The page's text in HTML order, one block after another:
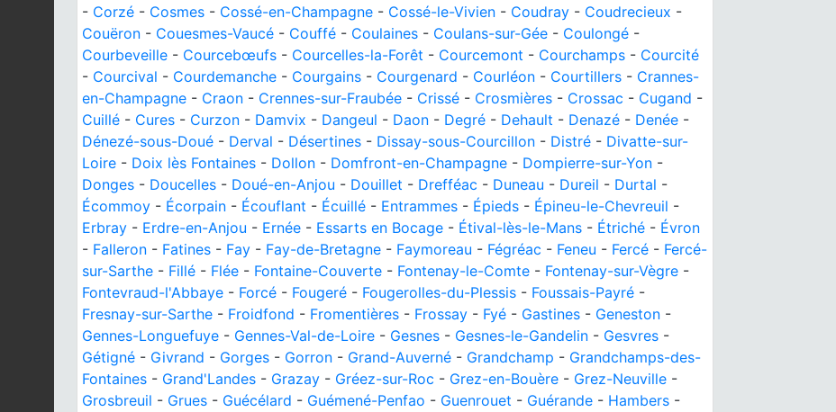
- Corzé - Cosmes - Cossé-en-Champagne - Cossé-le-Vivien - Coudray - Coudrecieux -
Couëron - Couesmes-Vaucé - Couffé - Coulaines - Coulans-sur-Gée - Coulongé -
Courbeveille - Courcebœufs - Courcelles-la-Forêt - Courcemont - Courchamps - Courcité
- Courcival - Courdemanche - Courgains - Courgenard - Courléon - Courtillers - Crannes-
en-Champagne - Craon - Crennes-sur-Fraubée - Crissé - Crosmières - Crossac - Cugand -
Cuillé - Cures - Curzon - Damvix - Dangeul - Daon - Degré - Dehault - Denazé - Denée -
Dénezé-sous-Doué - Derval - Désertines - Dissay-sous-Courcillon - Distré - Divatte-sur-
Loire - Doix lès Fontaines - Dollon - Domfront-en-Champagne - Dompierre-sur-Yon -
Donges - Doucelles - Doué-en-Anjou - Douillet - Drefféac - Duneau - Dureil - Durtal -
Écommoy - Écorpain - Écouflant - Écuillé - Entrammes - Épieds - Épineu-le-Chevreuil -
Erbray - Erdre-en-Anjou - Ernée - Essarts en Bocage - Étival-lès-le-Mans - Étriché - Évron
- Falleron - Fatines - Fay - Fay-de-Bretagne - Faymoreau - Fégréac - Feneu - Fercé - Fercé-
sur-Sarthe - Fillé - Flée - Fontaine-Couverte - Fontenay-le-Comte - Fontenay-sur-Vègre -
Fontevraud-l'Abbaye - Forcé - Fougeré - Fougerolles-du-Plessis - Foussais-Payré -
Fresnay-sur-Sarthe - Froidfond - Fromentières - Frossay - Fyé - Gastines - Geneston -
Gennes-Longuefuye - Gennes-Val-de-Loire - Gesnes - Gesnes-le-Gandelin - Gesvres -
Gétigné - Givrand - Gorges - Gorron - Grand-Auverné - Grandchamp - Grandchamps-des-
Fontaines - Grand'Landes - Grazay - Gréez-sur-Roc - Grez-en-Bouère - Grez-Neuville -
Grosbreuil - Grues - Guécélard - Guémené-Penfao - Guenrouet - Guérande - Hambers -